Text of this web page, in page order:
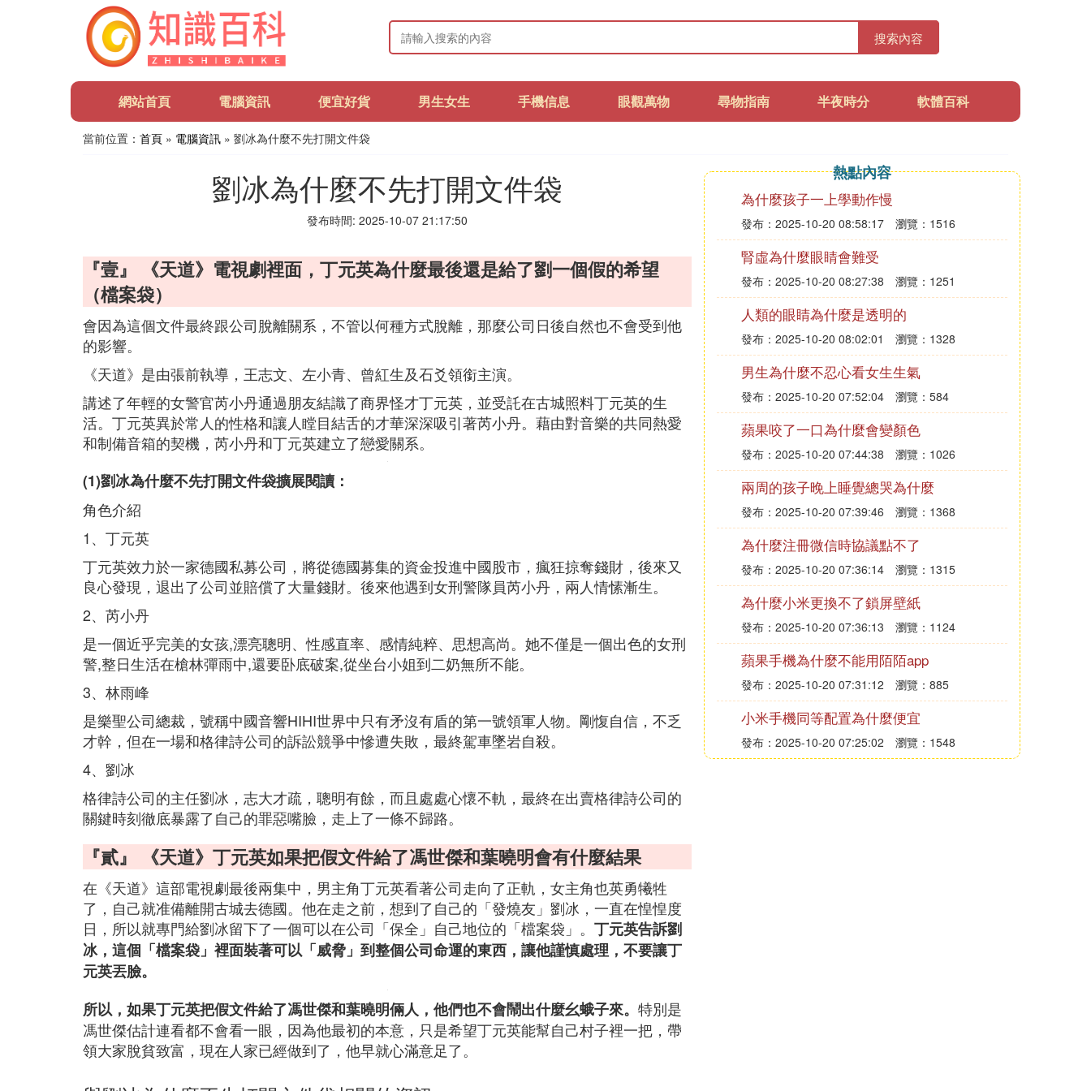
搜索內容
網站首頁 電腦資訊 便宜好貨 男生女生 手機信息 眼觀萬物 尋物指南 半夜時分 軟體百科
當前位置： 首頁 » 電腦資訊 » 劉冰為什麼不先打開文件袋
劉冰為什麼不先打開文件袋
發布時間: 2025-10-07 21:17:50
『壹』 《天道》電視劇裡面，丁元英為什麼最後還是給了劉一個假的希望
（檔案袋）
會因為這個文件最終跟公司脫離關系，不管以何種方式脫離，那麼公司日後自然也不會受到他
的影響。
《天道》是由張前執導，王志文、左小青、曾紅生及石爻領銜主演。
講述了年輕的女警官芮小丹通過朋友結識了商界怪才丁元英，並受託在古城照料丁元英的生
活。丁元英異於常人的性格和讓人瞠目結舌的才華深深吸引著芮小丹。藉由對音樂的共同熱愛
和制備音箱的契機，芮小丹和丁元英建立了戀愛關系。
(1)劉冰為什麼不先打開文件袋擴展閱讀：
角色介紹
1、丁元英
丁元英效力於一家德國私募公司，將從德國募集的資金投進中國股市，瘋狂掠奪錢財，後來又
良心發現，退出了公司並賠償了大量錢財。後來他遇到女刑警隊員芮小丹，兩人情愫漸生。
2、芮小丹
是一個近乎完美的女孩,漂亮聰明、性感直率、感情純粹、思想高尚。她不僅是一個出色的女刑
警,整日生活在槍林彈雨中,還要卧底破案,從坐台小姐到二奶無所不能。
3、林雨峰
是樂聖公司總裁，號稱中國音響HIHI世界中只有矛沒有盾的第一號領軍人物。剛愎自信，不乏
才幹，但在一場和格律詩公司的訴訟競爭中慘遭失敗，最終駕車墜岩自殺。
4、劉冰
格律詩公司的主任劉冰，志大才疏，聰明有餘，而且處處心懷不軌，最終在出賣格律詩公司的
關鍵時刻徹底暴露了自己的罪惡嘴臉，走上了一條不歸路。
『貳』 《天道》丁元英如果把假文件給了馮世傑和葉曉明會有什麼結果
在《天道》這部電視劇最後兩集中，男主角丁元英看著公司走向了正軌，女主角也英勇犧牲
了，自己就准備離開古城去德國。他在走之前，想到了自己的「發燒友」劉冰，一直在惶惶度
日，所以就專門給劉冰留下了一個可以在公司「保全」自己地位的「檔案袋」。 丁元英告訴劉
冰，這個「檔案袋」裡面裝著可以「威脅」到整個公司命運的東西，讓他謹慎處理，不要讓丁
元英丟臉。
所以，如果丁元英把假文件給了馮世傑和葉曉明倆人，他們也不會鬧出什麼幺蛾子來。 特別是
馮世傑估計連看都不會看一眼，因為他最初的本意，只是希望丁元英能幫自己村子裡一把，帶
領大家脫貧致富，現在人家已經做到了，他早就心滿意足了。
熱點內容
為什麼孩子一上學動作慢
發布：2025-10-20 08:58:17 瀏覽：1516
腎虛為什麼眼睛會難受
發布：2025-10-20 08:27:38 瀏覽：1251
人類的眼睛為什麼是透明的
發布：2025-10-20 08:02:01 瀏覽：1328
男生為什麼不忍心看女生生氣
發布：2025-10-20 07:52:04 瀏覽：584
蘋果咬了一口為什麼會變顏色
發布：2025-10-20 07:44:38 瀏覽：1026
兩周的孩子晚上睡覺總哭為什麼
發布：2025-10-20 07:39:46 瀏覽：1368
為什麼注冊微信時協議點不了
發布：2025-10-20 07:36:14 瀏覽：1315
為什麼小米更換不了鎖屏壁紙
發布：2025-10-20 07:36:13 瀏覽：1124
蘋果手機為什麼不能用陌陌app
發布：2025-10-20 07:31:12 瀏覽：885
小米手機同等配置為什麼便宜
發布：2025-10-20 07:25:02 瀏覽：1548